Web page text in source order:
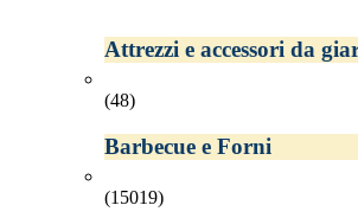
Attrezzi e accessori da
(48)
Barbecue e Forni
(15019)